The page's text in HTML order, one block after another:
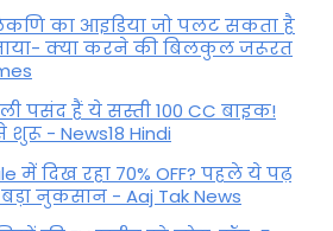
का आइडिया जो पलट सकता है
क्या करने की बिलकुल जरूरत
पसंद हैं ये सस्ती 100 CC बाइक!
शुरू - News18 Hindi
में दिख रहा 70% OFF? पहले ये पढ़
नुकसान - Aaj Tak News